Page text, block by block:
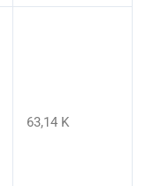
63,14 K